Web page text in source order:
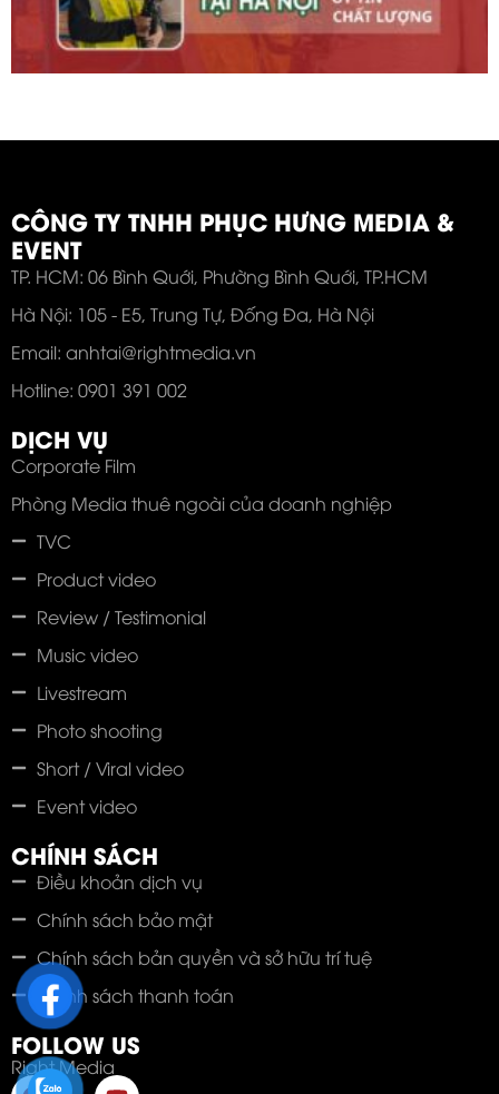
CÔNG TY TNHH PHỤC HƯNG MEDIA &
EVENT
TP. HCM: 06 Bình Quới, Phường Bình Quới, TP.HCM
Hà Nội: 105 - E5, Trung Tự, Đống Đa, Hà Nội
Email: anhtai@rightmedia.vn
Hotline: 0901 391 002
DỊCH VỤ
Corporate Film
Phòng Media thuê ngoài của doanh nghiệp
TVC
Product video
Review / Testimonial
Music video
Livestream
Photo shooting
Short / Viral video
Event video
CHÍNH SÁCH
Điều khoản dịch vụ
Chính sách bảo mật
Chính sách bản quyền và sở hữu trí tuệ
Chính sách thanh toán
FOLLOW US
Right Media